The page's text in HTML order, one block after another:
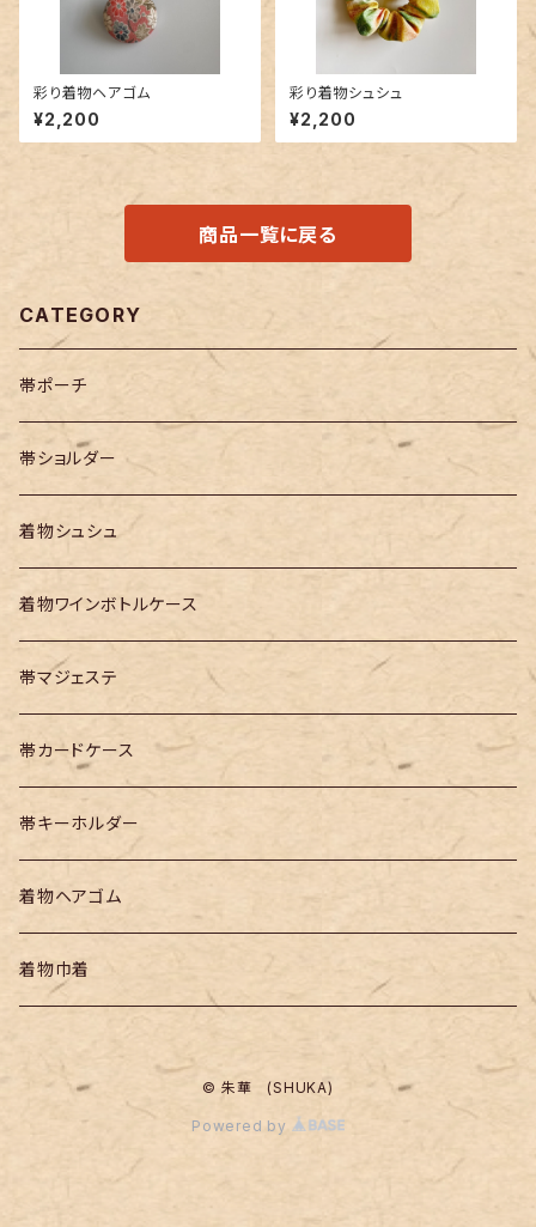
彩り着物ヘアゴム
¥2,200
彩り着物シュシュ
¥2,200
商品一覧に戻る
CATEGORY
帯ポーチ
帯ショルダー
着物シュシュ
着物ワインボトルケース
帯マジェステ
帯カードケース
帯キーホルダー
着物ヘアゴム
着物巾着
© 朱華 (SHUKA)
Powered by